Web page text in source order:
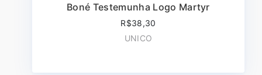
Boné Testemunha Logo Martyr
R$38,30
UNICO